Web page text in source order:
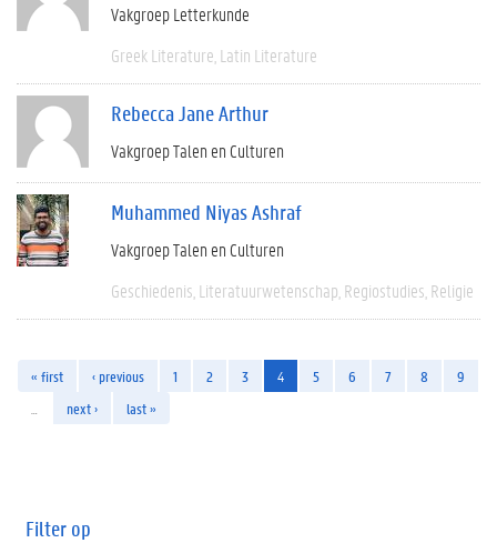
Vakgroep Letterkunde
Greek Literature Latin Literature
Rebecca Jane Arthur
Vakgroep Talen en Culturen
Muhammed Niyas Ashraf
Vakgroep Talen en Culturen
Geschiedenis Literatuurwetenschap Regiostudies Religie
« first ‹ previous 1 2 3 4 5 6 7 8
9
next › last »
Filter op